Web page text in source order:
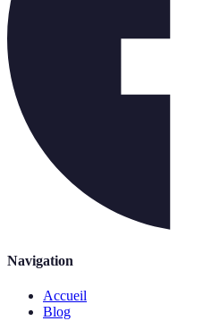
Navigation
Accueil
Blog